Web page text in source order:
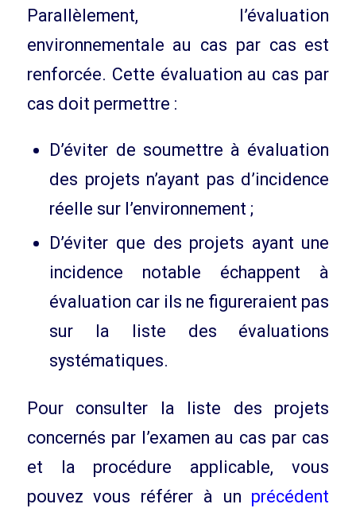
Parallèlement, l’évaluation
environnementale au cas par cas est
renforcée. Cette évaluation au cas par
cas doit permettre :
D’éviter de soumettre à évaluation
des projets n’ayant pas d’incidence
réelle sur l’environnement ;
D’éviter que des projets ayant une
incidence notable échappent à
évaluation car ils ne figureraient pas
sur la liste des évaluations
systématiques.
Pour consulter la liste des projets
concernés par l’examen au cas par cas
et la procédure applicable, vous
pouvez vous référer à un précédent